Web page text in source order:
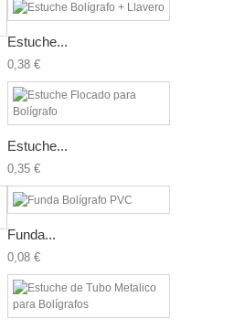
Estuche...
0,38 €
Estuche...
0,35 €
Funda...
0,08 €